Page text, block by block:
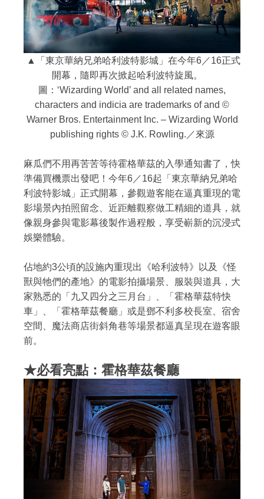
▲「東京華納兄弟哈利波特影城」在今年6／16正式
開幕，隨即再次掀起哈利波特旋風。
圖：‘Wizarding World’ and all related names,
characters and indicia are trademarks of and ©
Warner Bros. Entertainment Inc. – Wizarding World
publishing rights © J.K. Rowling.／來源
麻瓜們不用再苦苦等待霍格華茲的入學通知書了，快
準備買機票出發吧！今年6／16起「東京華納兄弟哈
利波特影城」正式開幕，參觀遊客能在逼真重現的電
影場景內拍照留念、近距離觀察做工精細的道具，就
像親身參與電影幕後製作過程般，享受嶄新的沉浸式
娛樂體驗。
佔地約3公頃的設施內重現出《哈利波特》以及《怪
獸與牠們的產地》的電影拍攝場景、服裝與道具，大
家熟悉的「九又四分之三月台」、「霍格華茲特快
車」、「霍格華茲餐廳」或是鄧不利多校長室、宿舍
空間、魔法商店街斜角巷等場景都逼真呈現在遊客眼
前。
★必看亮點：霍格華茲餐廳